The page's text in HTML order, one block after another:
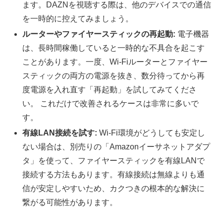
ます。DAZNを視聴する際は、他のデバイスでの通信
を一時的に控えてみましょう。
ルーターやファイヤースティックの再起動: 電子機器
は、長時間稼働していると一時的な不具合を起こす
ことがあります。一度、Wi-Fiルーターとファイヤー
スティックの両方の電源を抜き、数分待ってから再
度電源を入れ直す「再起動」を試してみてくださ
い。 これだけで改善されるケースは非常に多いで
す。
有線LAN接続を試す: Wi-Fi環境がどうしても安定し
ない場合は、別売りの「Amazonイーサネットアダプ
タ」を使って、ファイヤースティックを有線LANで
接続する方法もあります。有線接続は無線よりも通
信が安定しやすいため、カクつきの根本的な解決に
繋がる可能性があります。